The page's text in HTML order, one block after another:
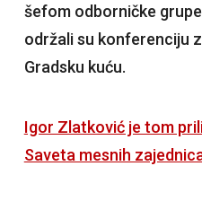
šefom odborničke
održali su konferenciju
Gradsku kuću.
Igor Zlatković je tom
Saveta mesnih